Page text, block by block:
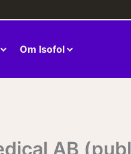
Om Isofol
AB